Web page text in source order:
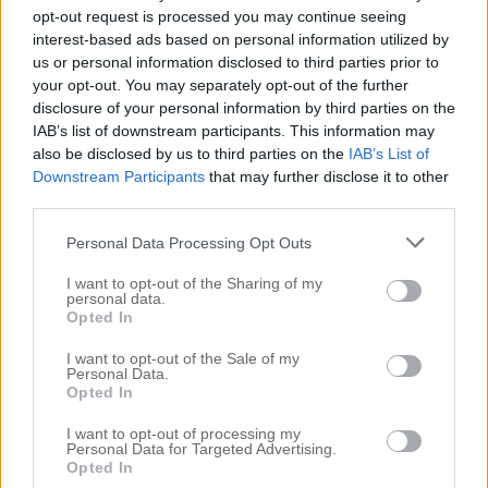
opt-out request is processed you may continue seeing
interest-based ads based on personal information utilized by
us or personal information disclosed to third parties prior to
your opt-out. You may separately opt-out of the further
disclosure of your personal information by third parties on the
IAB’s list of downstream participants. This information may
also be disclosed by us to third parties on the IAB’s List of
Downstream Participants that may further disclose it to other
Personal Data Processing Opt Outs
I want to opt-out of the Sharing of my
personal data.
Opted In
I want to opt-out of the Sale of my
Personal Data.
Opted In
I want to opt-out of processing my
Personal Data for Targeted Advertising.
Opted In
inlägget. Min kollega har köpt en coccer-pu (kanske inte
rätt stavat:)) en blandning mellan coccerspaniel och
pudel, så söt!!! Inte alls så mycket pudel i den. Den är en
allergihund, hennes man är också allergisk men det
fungerar med denna. Den ser precis ut som en liten nalle!!!
Tack för en underbar blogg!!
Mvh P
Inredningsfrun
Så himla duktig du är som är ute och springer.
myyycket och ser ut som en liten mini-Peter Harrysson)
här hemma ska amma bort de preggo-kilon som jag har
kvar så att jag slipper ut och springa :D. Får se om det
KRAM
// Inredningsfrun
På vår gata